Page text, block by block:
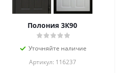
Полония 3К90
Уточняйте наличие
Артикул: 116237